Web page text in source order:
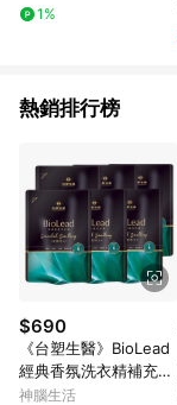
1%
熱銷排行榜
$690
《台塑生醫》BioLead
經典香氛洗衣精補充包
璀璨時光1.8kg(6包入)
神腦生活